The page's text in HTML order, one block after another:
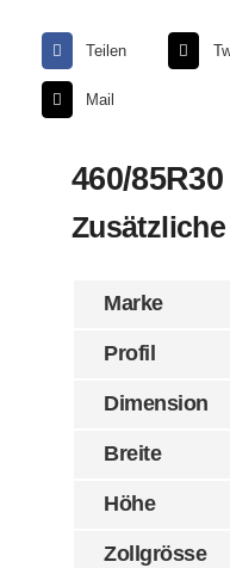
Teilen
Mail
460/85R30
Marke
Profil
Dimension
Breite
Höhe
Zollgrösse